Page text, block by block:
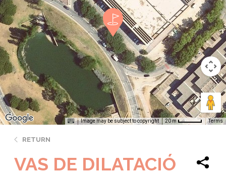
Image may be subject to copyright 20 m Terms
RETURN
VAS DE DILATACIÓ